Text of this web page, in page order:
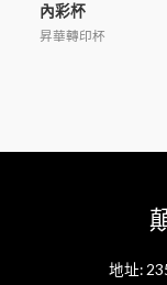
內彩杯
昇華轉印杯
地址: